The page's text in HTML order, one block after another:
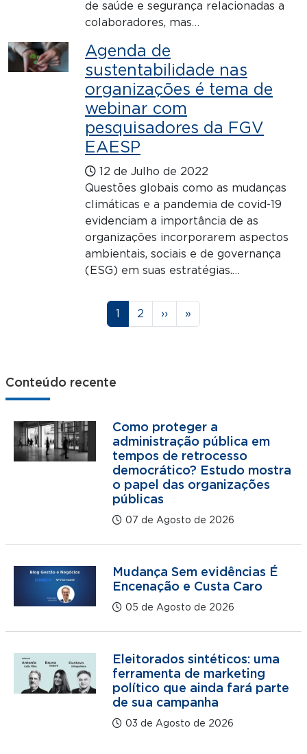
de saúde e segurança relacionadas a
colaboradores, mas…
Agenda de
sustentabilidade nas
organizações é tema de
webinar com
pesquisadores da FGV
EAESP
12 de Julho de 2022
Questões globais como as mudanças
climáticas e a pandemia de covid-19
evidenciam a importância de as
organizações incorporarem aspectos
ambientais, sociais e de governança
(ESG) em suas estratégias.…
Página
1 Página
2 Próxima página
›› Última página
»
Conteúdo recente
Como proteger a
administração pública em
tempos de retrocesso
democrático? Estudo mostra
o papel das organizações
públicas
07 de Agosto de 2026
Mudança Sem evidências É
Encenação e Custa Caro
05 de Agosto de 2026
Eleitorados sintéticos: uma
ferramenta de marketing
político que ainda fará parte
de sua campanha
03 de Agosto de 2026